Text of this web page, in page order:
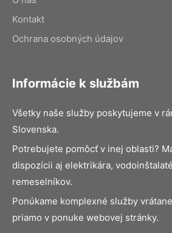
Kontakt
Ochrana osobných údajov
Informácie k službám
Všetky naše služby poskytujeme v
Slovenska.
Potrebujete pomôcť v inej oblasti?
dispozícii aj elektrikára,
remeselníkov.
Ponúkame komplexné služby
priamo v ponuke webovej stránky.